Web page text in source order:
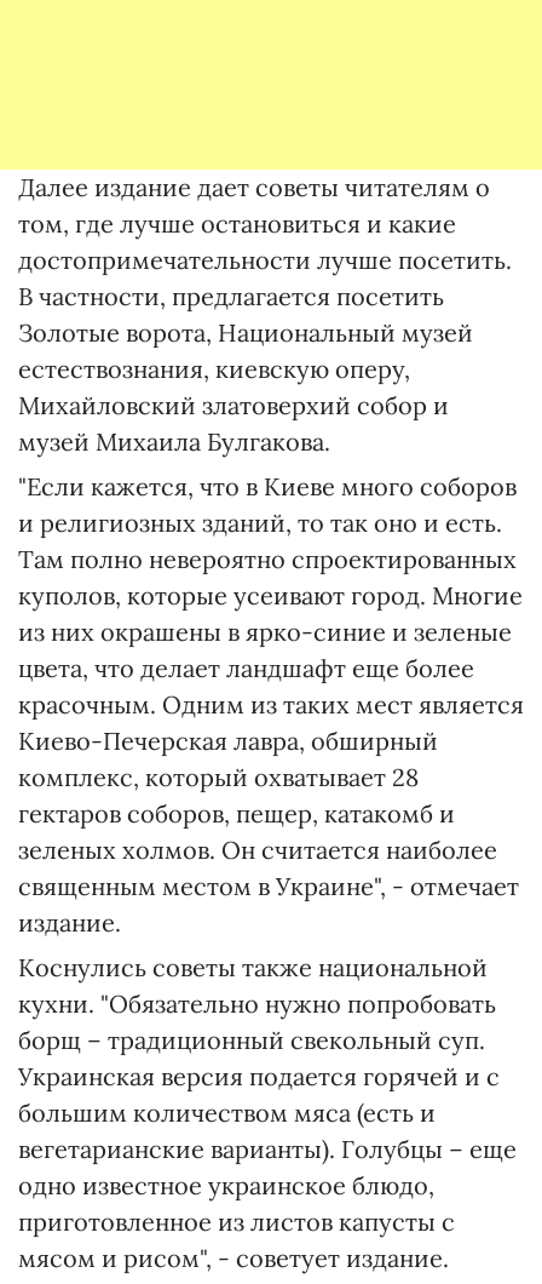
Далее издание дает советы читателям о
том, где лучше остановиться и какие
достопримечательности лучше посетить.
В частности, предлагается посетить
Золотые ворота, Национальный музей
естествознания, киевскую оперу,
Михайловский златоверхий собор и
музей Михаила Булгакова.
"Если кажется, что в Киеве много соборов
и религиозных зданий, то так оно и есть.
Там полно невероятно спроектированных
куполов, которые усеивают город. Многие
из них окрашены в ярко-синие и зеленые
цвета, что делает ландшафт еще более
красочным. Одним из таких мест является
Киево-Печерская лавра, обширный
комплекс, который охватывает 28
гектаров соборов, пещер, катакомб и
зеленых холмов. Он считается наиболее
священным местом в Украине", - отмечает
издание.
Коснулись советы также национальной
кухни. "Обязательно нужно попробовать
борщ – традиционный свекольный суп.
Украинская версия подается горячей и с
большим количеством мяса (есть и
вегетарианские варианты). Голубцы – еще
одно известное украинское блюдо,
приготовленное из листов капусты с
мясом и рисом", - советует издание.